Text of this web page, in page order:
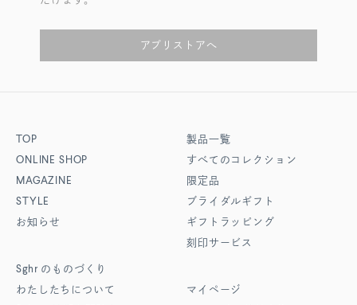
アプリストアへ
TOP
ONLINE SHOP
MAGAZINE
STYLE
お知らせ
Sghr のものづくり
わたしたちについて
製品一覧
すべてのコレクション
限定品
ブライダルギフト
ギフトラッピング
刻印サービス
マイページ